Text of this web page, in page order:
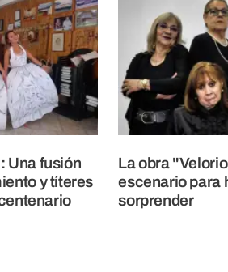
Una fusión
y títeres
La obra
escenario para
sorprender